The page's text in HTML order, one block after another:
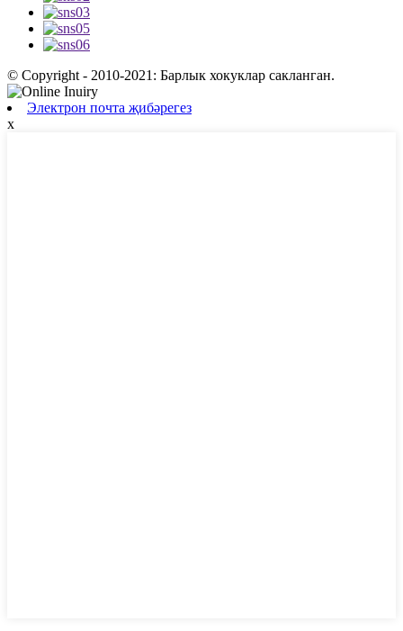
© Copyright - 2010-2021: Барлык хокуклар сакланган.
Электрон почта җибәрегез
x